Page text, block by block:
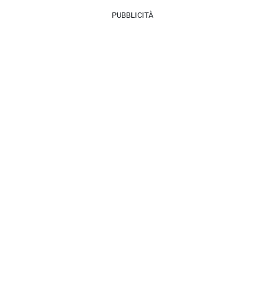
PUBBLICITÀ